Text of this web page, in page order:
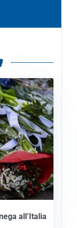
all’Italia